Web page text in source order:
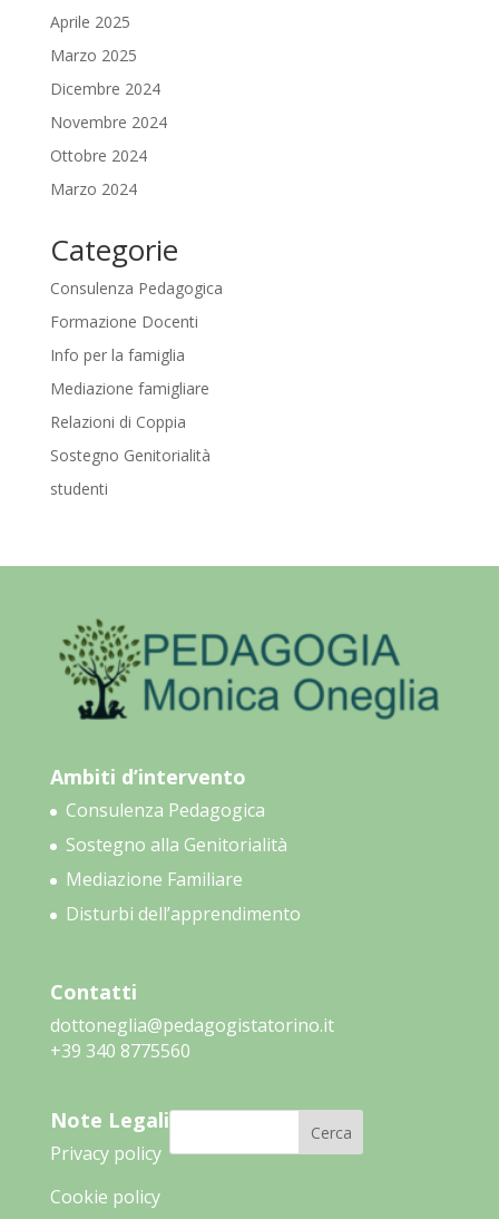
Aprile 2025
Marzo 2025
Dicembre 2024
Novembre 2024
Ottobre 2024
Marzo 2024
Categorie
Consulenza Pedagogica
Formazione Docenti
Info per la famiglia
Mediazione famigliare
Relazioni di Coppia
Sostegno Genitorialità
studenti
Ambiti d’intervento
Consulenza Pedagogica
Sostegno alla Genitorialità
Mediazione Familiare
Disturbi dell’apprendimento
Contatti
dottoneglia@pedagogistatorino.it
‭+39 340 8775560‬
Note Legali
Privacy policy
Cookie policy
Cerca